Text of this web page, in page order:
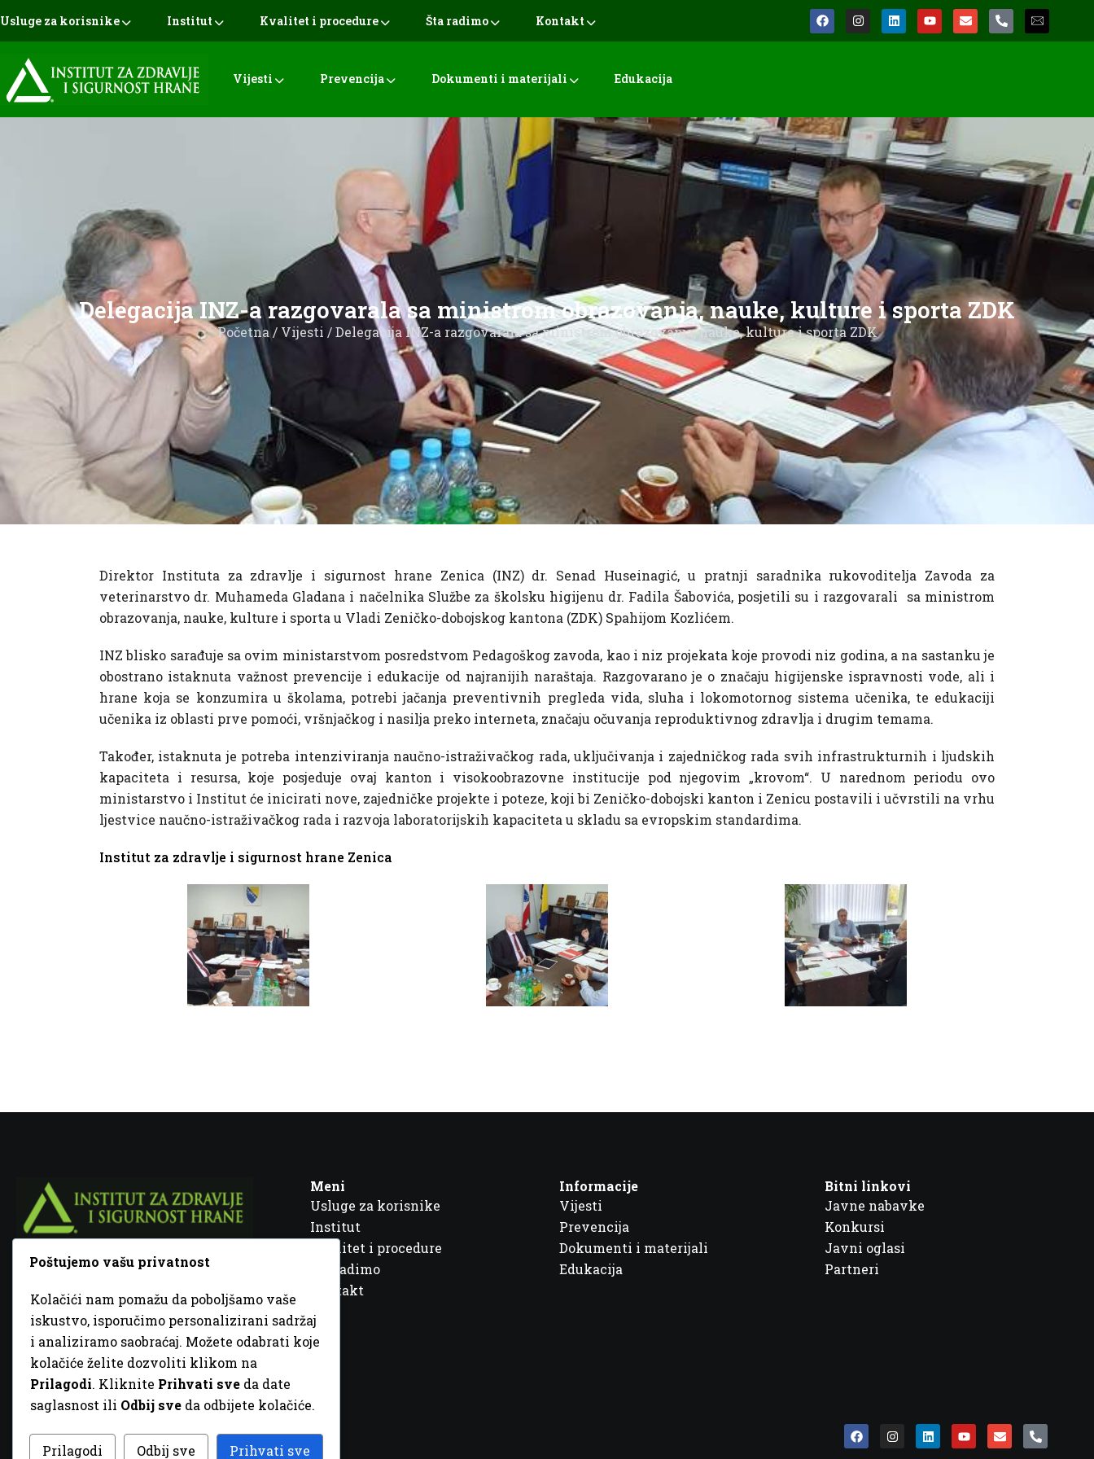
Usluge za korisnike Institut Kvalitet i procedure Šta radimo Kontakt
Vijesti Prevencija Dokumenti i materijali Edukacija
Delegacija INZ-a razgovarala sa ministrom obrazovanja, nauke, kulture i sporta ZDK
Početna/ Vijesti / Delegacija INZ-a razgovarala sa ministrom obrazovanja, nauke, kulture i sporta ZDK
Direktor Instituta za zdravlje i sigurnost hrane Zenica (INZ) dr. Senad Huseinagić, u pratnji saradnika rukovoditelja Zavoda za
veterinarstvo dr. Muhameda Gladana i načelnika Službe za školsku higijenu dr. Fadila Šabovića, posjetili su i razgovarali sa ministrom
obrazovanja, nauke, kulture i sporta u Vladi Zeničko-dobojskog kantona (ZDK) Spahijom Kozlićem.
INZ blisko sarađuje sa ovim ministarstvom posredstvom Pedagoškog zavoda, kao i niz projekata koje provodi niz godina, a na sastanku je
obostrano istaknuta važnost prevencije i edukacije od najranijih naraštaja. Razgovarano je o značaju higijenske ispravnosti vode, ali i
hrane koja se konzumira u školama, potrebi jačanja preventivnih pregleda vida, sluha i lokomotornog sistema učenika, te edukaciji
učenika iz oblasti prve pomoći, vršnjačkog i nasilja preko interneta, značaju očuvanja reproduktivnog zdravlja i drugim temama.
Također, istaknuta je potreba intenziviranja naučno-istraživačkog rada, uključivanja i zajedničkog rada svih infrastrukturnih i ljudskih
kapaciteta i resursa, koje posjeduje ovaj kanton i visokoobrazovne institucije pod njegovim „krovom“. U narednom periodu ovo
ministarstvo i Institut će inicirati nove, zajedničke projekte i poteze, koji bi Zeničko-dobojski kanton i Zenicu postavili i učvrstili na vrhu
ljestvice naučno-istraživačkog rada i razvoja laboratorijskih kapaciteta u skladu sa evropskim standardima.
Institut za zdravlje i sigurnost hrane Zenica
Fra Ivana Jukića br. 2, 72000 Zenica, BiH
+387 32 448 001
info@inz.ba
http://www.inz.ba
Meni
Usluge za korisnike
Institut
Kvalitet i procedure
Šta radimo
Kontakt
Informacije
Vijesti
Prevencija
Dokumenti i materijali
Edukacija
Bitni linkovi
Javne nabavke
Konkursi
Javni oglasi
Partneri
© 2026 Sva prava zadržana. DizajnGordonDM
Poštujemo vašu privatnost
Kolačići nam pomažu da poboljšamo vaše
iskustvo, isporučimo personalizirani sadržaj
i analiziramo saobraćaj. Možete odabrati koje
kolačiće želite dozvoliti klikom na
Prilagodi. Kliknite Prihvati sve da date
saglasnost ili Odbij sve da odbijete kolačiće.
Prilagodi Odbij sve Prihvati sve